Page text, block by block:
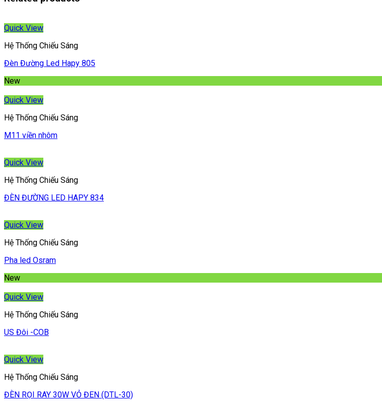
Quick View
Hệ Thống Chiếu Sáng
Đèn Đường Led Hapy 805
New
Quick View
Hệ Thống Chiếu Sáng
M11 viền nhôm
Quick View
Hệ Thống Chiếu Sáng
ĐÈN ĐƯỜNG LED HAPY 834
Quick View
Hệ Thống Chiếu Sáng
Pha led Osram
New
Quick View
Hệ Thống Chiếu Sáng
US Đôi -COB
Quick View
Hệ Thống Chiếu Sáng
ĐÈN RỌI RAY 30W VỎ ĐEN (DTL-30)